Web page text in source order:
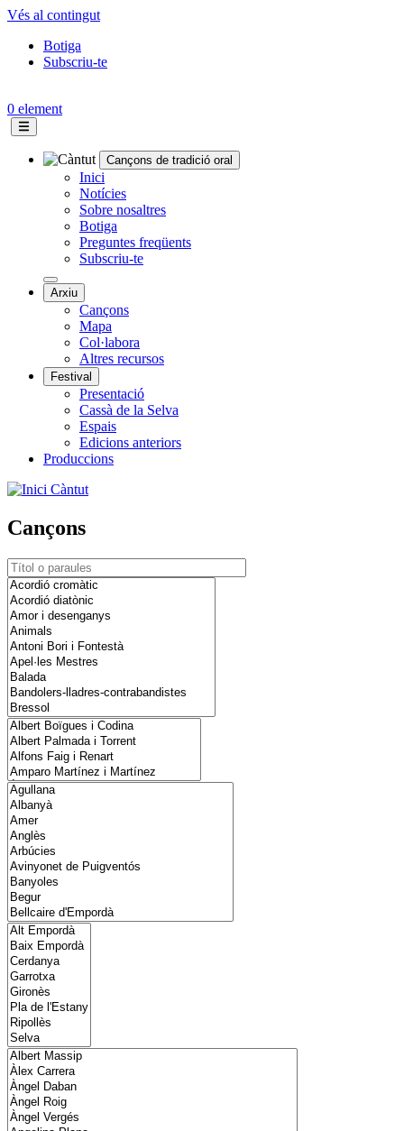
Vés al contingut
Topbar
Botiga
Subscriu-te
0 element
Navegació
principal
Cançons de tradició oral
Inici
Notícies
Sobre nosaltres
Botiga
Preguntes freqüents
Subscriu-te
Arxiu
Cançons
Mapa
Col·labora
Altres recursos
Festival
Presentació
Cassà de la Selva
Espais
Edicions anteriors
Produccions
Càntut
Cançons